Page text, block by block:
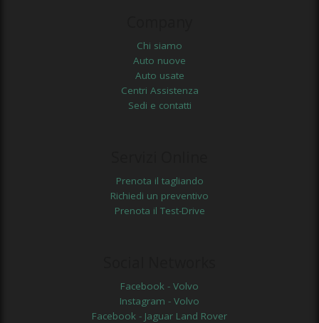
Chi siamo
Auto nuove
Auto usate
Centri Assistenza
Sedi e contatti
Prenota il tagliando
Richiedi un preventivo
Prenota il Test-Drive
Facebook - Volvo
Instagram - Volvo
Facebook - Jaguar Land Rover